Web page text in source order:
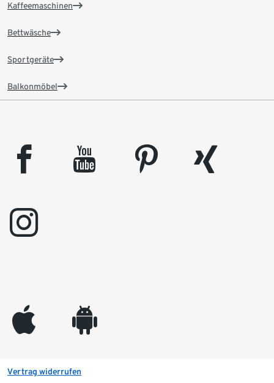
Kaffeemaschinen
Bettwäsche
Sportgeräte
Balkonmöbel
facebook youtube pinterest
xing
instagram
appleinc android
Vertrag widerrufen